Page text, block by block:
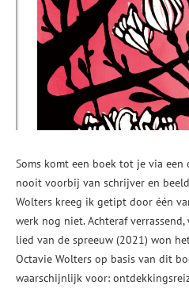
Soms komt een boek tot je via
nooit voorbij van schrijver en
Wolters kreeg ik getipt door één
werk nog niet. Achteraf
lied van de spreeuw (2021) won
Octavie Wolters op basis van dit
waarschijnlijk voor: